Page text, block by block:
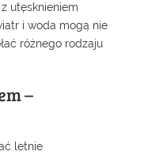
utęsknieniem
i woda mogą nie
różnego rodzaju
–
letnie